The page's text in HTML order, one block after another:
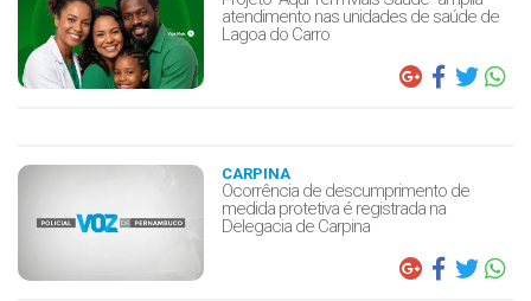
atendimento nas unidades de saúde de
Lagoa do Carro
CARPINA
Ocorrência de descumprimento de
medida protetiva é registrada na
Delegacia de Carpina